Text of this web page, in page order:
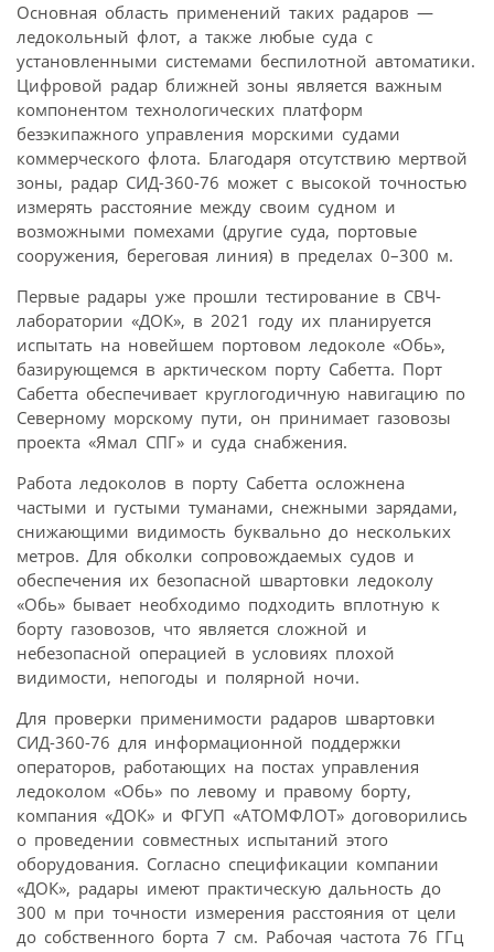
Основная область применений таких радаров —
ледокольный флот, а также любые суда с
установленными системами беспилотной автоматики.
Цифровой радар ближней зоны является важным
компонентом технологических платформ
безэкипажного управления морскими судами
коммерческого флота. Благодаря отсутствию мертвой
зоны, радар СИД-360-76 может с высокой точностью
измерять расстояние между своим судном и
возможными помехами (другие суда, портовые
сооружения, береговая линия) в пределах 0–300 м.
Первые радары уже прошли тестирование в СВЧ-
лаборатории «ДОК», в 2021 году их планируется
испытать на новейшем портовом ледоколе «Обь»,
базирующемся в арктическом порту Сабетта. Порт
Сабетта обеспечивает круглогодичную навигацию по
Северному морскому пути, он принимает газовозы
проекта «Ямал СПГ» и суда снабжения.
Работа ледоколов в порту Сабетта осложнена
частыми и густыми туманами, снежными зарядами,
снижающими видимость буквально до нескольких
метров. Для обколки сопровождаемых судов и
обеспечения их безопасной швартовки ледоколу
«Обь» бывает необходимо подходить вплотную к
борту газовозов, что является сложной и
небезопасной операцией в условиях плохой
видимости, непогоды и полярной ночи.
Для проверки применимости радаров швартовки
СИД-360-76 для информационной поддержки
операторов, работающих на постах управления
ледоколом «Обь» по левому и правому борту,
компания «ДОК» и ФГУП «АТОМФЛОТ» договорились
о проведении совместных испытаний этого
оборудования. Согласно спецификации компании
«ДОК», радары имеют практическую дальность до
300 м при точности измерения расстояния от цели
до собственного борта 7 см. Рабочая частота 76 ГГц